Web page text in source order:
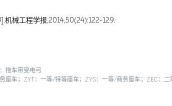
机械工程学报,2014,50(24):122-129.
拖车带受电弓
车；ZYT：一等/特等座车；ZYS：一等/商务座车；ZEC：